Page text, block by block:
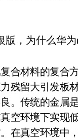
合材料的复合
残留大引发板
。传统的金属
空环境下实现
在真空环境中